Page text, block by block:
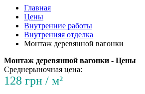
Главная
Цены
Внутренние работы
Внутренняя отделка
Монтаж деревянной вагонки
Монтаж деревянной вагонки - Цены
Среднерыночная цена:
128 грн / м²